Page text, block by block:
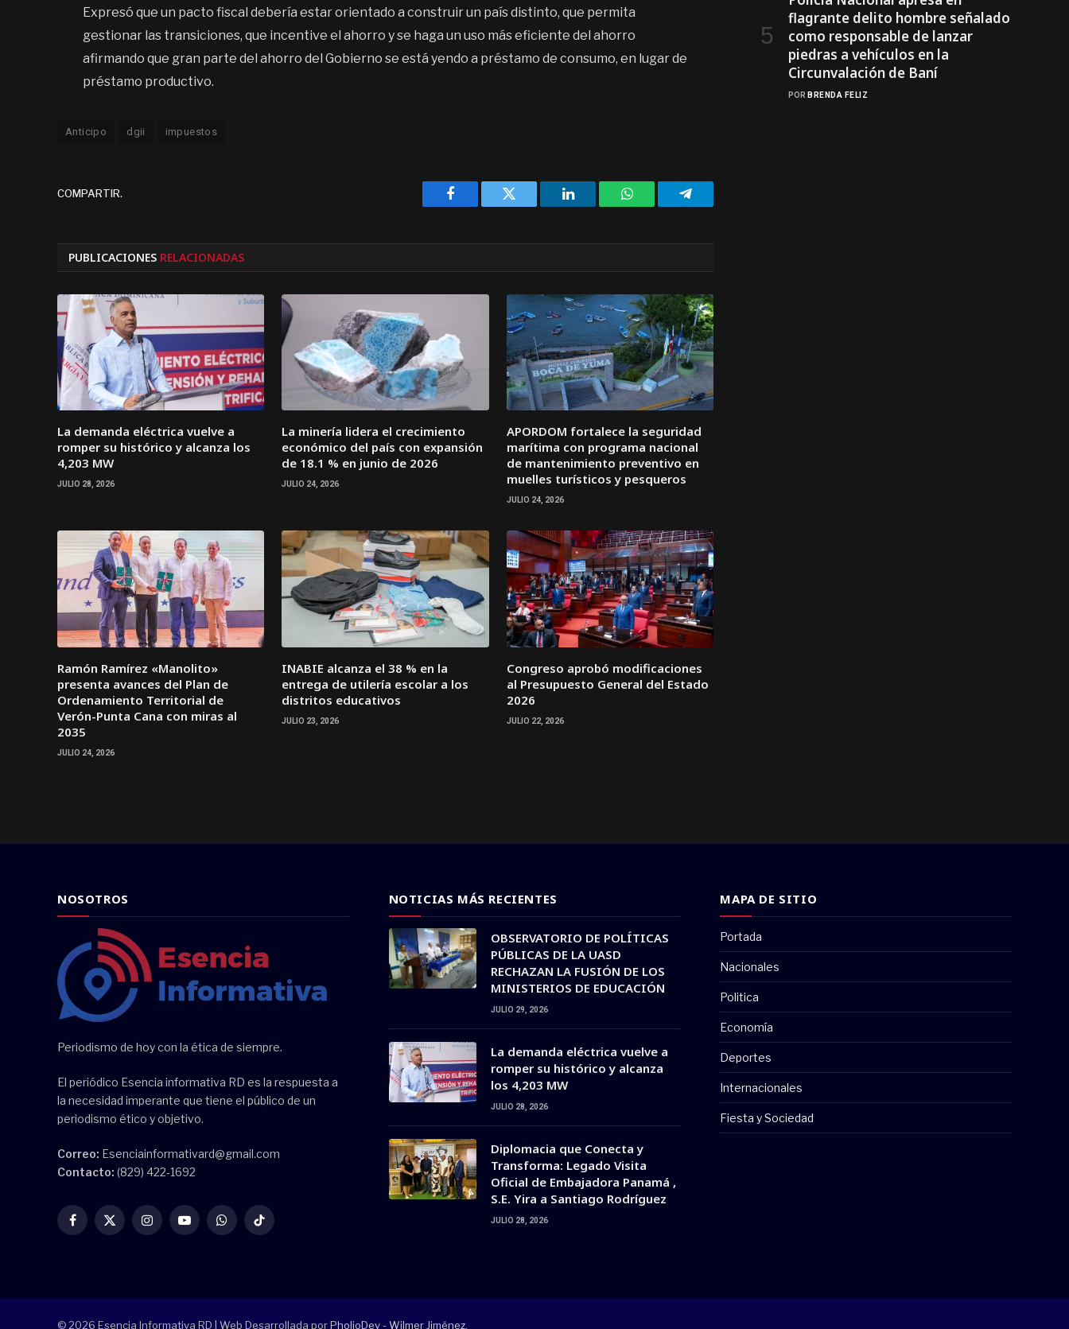
Expresó que un pacto fiscal debería estar orientado a construir un país distinto, que permita
gestionar las transiciones, que incentive el ahorro y se haga un uso más eficiente del ahorro
afirmando que gran parte del ahorro del Gobierno se está yendo a préstamo de consumo, en lugar de
préstamo productivo.
Anticipo dgii impuestos
COMPARTIR.
Facebook Twitter LinkedIn WhatsAppTelegram
PUBLICACIONES RELACIONADAS
La demanda eléctrica vuelve a
romper su histórico y alcanza los
4,203 MW
JULIO 28, 2026
La minería lidera el crecimiento
económico del país con expansión
de 18.1 % en junio de 2026
JULIO 24, 2026
APORDOM fortalece la seguridad
marítima con programa nacional
de mantenimiento preventivo en
muelles turísticos y pesqueros
JULIO 24, 2026
Ramón Ramírez «Manolito»
presenta avances del Plan de
Ordenamiento Territorial de
Verón-Punta Cana con miras al
2035
JULIO 24, 2026
INABIE alcanza el 38 % en la
entrega de utilería escolar a los
distritos educativos
JULIO 23, 2026
Congreso aprobó modificaciones
al Presupuesto General del Estado
2026
JULIO 22, 2026
flagrante delito hombre señalado
como responsable de lanzar
piedras a vehículos en la
Circunvalación de Baní
POR BRENDA FELIZ
NOSOTROS
Periodismo de hoy con la ética de siempre.
El periódico Esencia informativa RD es la respuesta a
la necesidad imperante que tiene el público de un
periodismo ético y objetivo.
Correo: Esenciainformativard@gmail.com
Contacto: (829) 422-1692
Facebook
X
InstagramYouTubeWhatsAppTikTok
NOTICIAS MÁS RECIENTES
OBSERVATORIO DE POLÍTICAS
PÚBLICAS DE LA UASD
RECHAZAN LA FUSIÓN DE LOS
MINISTERIOS DE EDUCACIÓN
JULIO 29, 2026
La demanda eléctrica vuelve a
romper su histórico y alcanza
los 4,203 MW
JULIO 28, 2026
Diplomacia que Conecta y
Transforma: Legado Visita
Oficial de Embajadora Panamá ,
S.E. Yira a Santiago Rodríguez
JULIO 28, 2026
MAPA DE SITIO
Portada
Nacionales
Politica
Economía
Deportes
Internacionales
Fiesta y Sociedad
© 2026 Esencia Informativa RD | Web Desarrollada porPholioDev - Wilmer Jiménez.